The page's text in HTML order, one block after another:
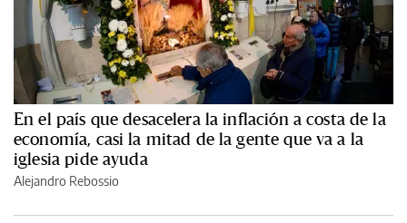
En el país que desacelera la inflación a costa de la
economía, casi la mitad de la gente que va a la
iglesia pide ayuda
Alejandro Rebossio